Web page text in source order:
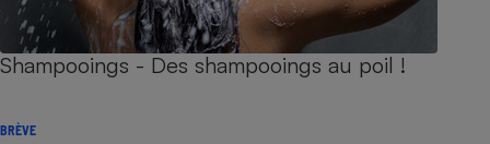
Shampooings - Des shampooings au poil !
BRÈVE